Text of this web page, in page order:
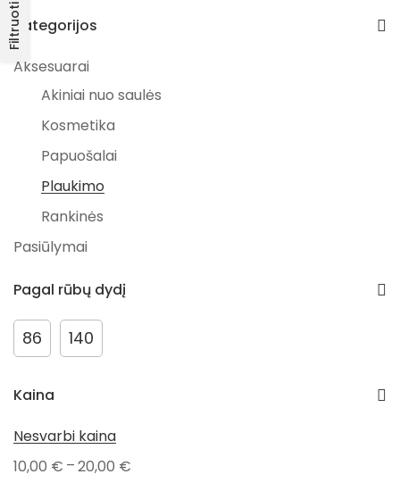
Kategorijos
Aksesuarai
Akiniai nuo saulės
Kosmetika
Papuošalai
Plaukimo
Rankinės
Pasiūlymai
Kūdikiams
Maudynėms
Pagal rūbų dydį
86 140
Kaina
Nesvarbi kaina
10,00 € –20,00 €
Filtruoti